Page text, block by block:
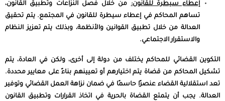
إعطاء سيطرة للقانون:من خلال فصل النزاعات وتطبيق القانون،
تساهم المحاكم في إعطاء سيطرة للقانون في المجتمع. يتم تحقيق
العدالة من خلال تطبيق القوانين والأنظمة، وبذلك يتم تعزيز النظام
والاستقرار الاجتماعي.
التكوين القضائي للمحاكم يختلف من دولة إلى أخرى، ولكن في العادة، يتم
تشكيل المحاكم من قضاة يتم اختيارهم أو تعيينهم بناءً على معايير محددة.
تعد استقلالية القضاء عنصرًا حاسمًا في ضمان نزاهة العمل القضائي وتوفير
العدالة. يجب أن يتمتع القضاة بالحرية في اتخاذ القرارات وتطبيق القانون